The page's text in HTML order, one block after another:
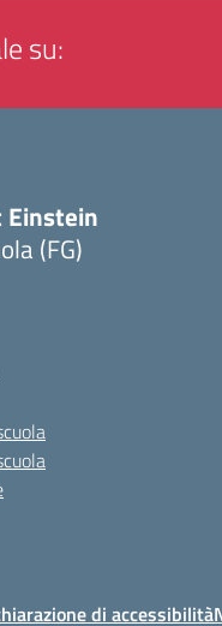
su:
(FG)
di accessibilità